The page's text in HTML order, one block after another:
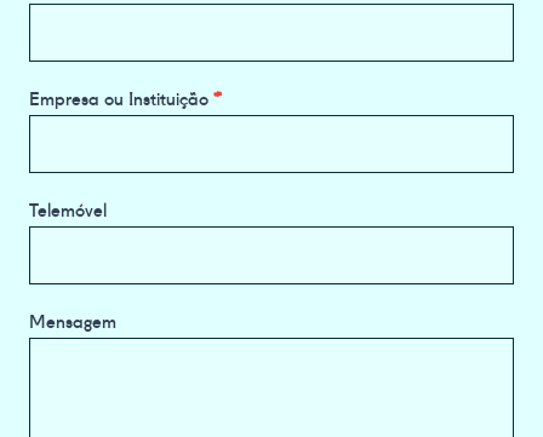
Empresa ou Instituição*
Telemóvel
Mensagem